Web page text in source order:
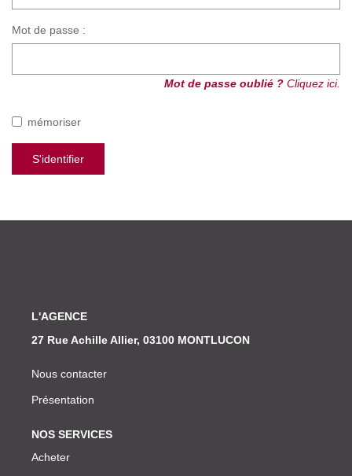
Mot de passe :
Mot de passe oublié ? Cliquez ici.
mémoriser
S'identifier
L'AGENCE
27 Rue Achille Allier, 03100 MONTLUCON
Nous contacter
Présentation
NOS SERVICES
Acheter